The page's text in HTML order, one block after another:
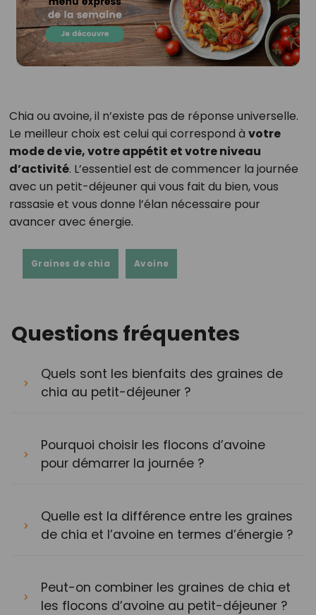
Chia ou avoine, il n’existe pas de réponse universelle.
Le meilleur choix est celui qui correspond à votre
mode de vie, votre appétit et votre niveau
d’activité. L’essentiel est de commencer la journée
avec un petit-déjeuner qui vous fait du bien, vous
rassasie et vous donne l’élan nécessaire pour
avancer avec énergie.
Graines de chia Avoine
Questions fréquentes
Quels sont les bienfaits des graines de
chia au petit-déjeuner ?
Pourquoi choisir les flocons d’avoine
pour démarrer la journée ?
Quelle est la différence entre les graines
de chia et l’avoine en termes d’énergie ?
Peut-on combiner les graines de chia et
les flocons d’avoine au petit-déjeuner ?